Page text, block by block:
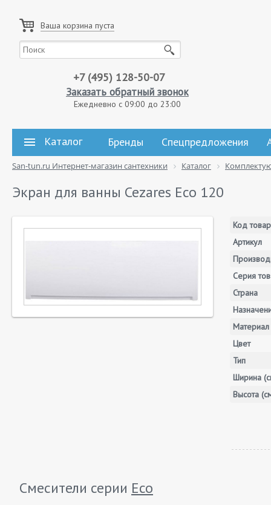
Ваша корзина пуста
+7 (495) 128-50-07
Заказать обратный звонок
Ежедневно с 09:00 до 23:00
Каталог Бренды Спецпредложения
San-tun.ru Интернет-магазин сантехники Каталог
Экран для ванны Cezares Eco 120
Код
Артикул
Серия
Страна
Материал
Цвет
Тип
Ширина
Высота
Смесители серии Eco